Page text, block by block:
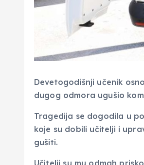
Devetogodišnji učenik
dugog odmora ugušio
Tragedija se dogodila u
koje su dobili učitelji i
gušiti.